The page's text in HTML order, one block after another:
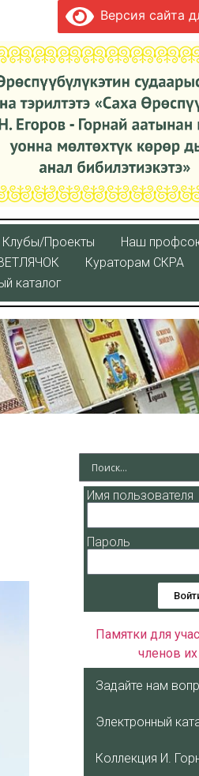
Версия сайта
Клубы/Проекты
Наш
Кураторaм СКРА
каталог
Имя пользователя
Пароль
Памятки для
членов
Задайте нам
Электронный
Коллекция И.